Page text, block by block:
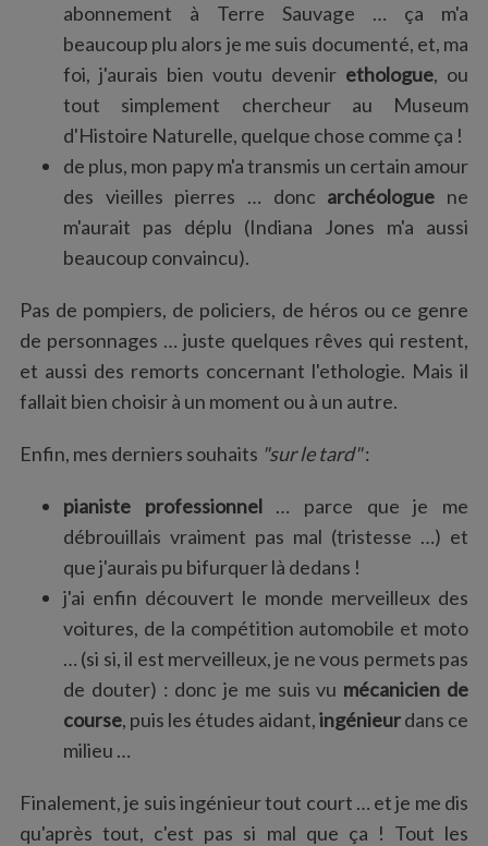
abonnement à Terre Sauvage … ça m'a
beaucoup plu alors je me suis documenté, et, ma
foi, j'aurais bien voutu devenir ethologue, ou
tout simplement chercheur au Museum
d'Histoire Naturelle, quelque chose comme ça !
de plus, mon papy m'a transmis un certain amour
des vieilles pierres … donc archéologue ne
m'aurait pas déplu (Indiana Jones m'a aussi
beaucoup convaincu).
Pas de pompiers, de policiers, de héros ou ce genre
de personnages … juste quelques rêves qui restent,
et aussi des remorts concernant l'ethologie. Mais il
fallait bien choisir à un moment ou à un autre.
Enfin, mes derniers souhaits "sur le tard":
pianiste professionnel… parce que je me
débrouillais vraiment pas mal (tristesse …) et
que j'aurais pu bifurquer là dedans !
j'ai enfin découvert le monde merveilleux des
voitures, de la compétition automobile et moto
… (si si, il est merveilleux, je ne vous permets pas
de douter) : donc je me suis vu mécanicien de
course, puis les études aidant,ingénieurdans ce
milieu …
Finalement, je suis ingénieur tout court … et je me dis
qu'après tout, c'est pas si mal que ça ! Tout les